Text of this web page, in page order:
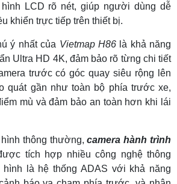
LCD rõ nét, giúp người dùng dễ
khiển trực tiếp trên thiết bị.
ý nhất của Vietmap H86là khả năng
Ultra HD 4K, đảm bảo rõ từng chi tiết
trước có góc quay siêu rộng lên
quát gần như toàn bộ phía trước xe,
mù và đảm bảo an toàn hơn khi lái
hình thông thường,camera hành trình
tích hợp nhiều công nghệ thông
hình là hệ thống ADAS với khả năng